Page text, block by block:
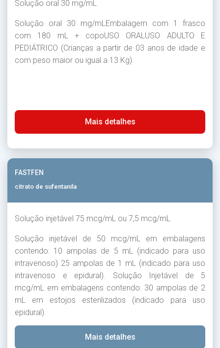
Solução oral 30 mg/mL
Solução oral 30 mg/mLEmbalagem com 1 frasco
com 180 mL + copoUSO ORALUSO ADULTO E
PEDIÁTRICO (Crianças a partir de 03 anos de idade e
com peso maior ou igual a 13 Kg).
Mais detalhes
FASTFEN
citrato de sufentanila
Solução injetável 75 mcg/mL ou 7,5 mcg/mL
Solução injetável de 50 mcg/mL em embalagens
contendo: 10 ampolas de 5 mL (indicado para uso
intravenoso) 25 ampolas de 1 mL (indicado para uso
intravenoso e epidural). Solução Injetável de 5
mcg/mL em embalagens contendo: 30 ampolas de 2
mL em estojos esterilizados (indicado para uso
epidural).
Mais detalhes